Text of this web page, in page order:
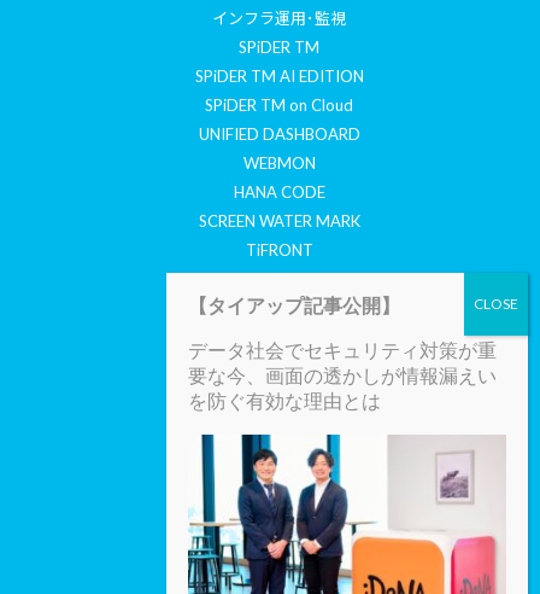
インフラ運用･監視
SPiDER TM
SPiDER TM AI EDITION
SPiDER TM on Cloud
UNIFIED DASHBOARD
WEBMON
HANA CODE
SCREEN WATER MARK
TiFRONT
COYOTE
セキュリティ情報
CYBERTHREATS TODAY
SECURITY REPORT
SECURITY MAIL MAGAZINE
会社案内
会社概要
採用情報
お知らせ
【タイアップ記事公開】
データ社会でセキュリティ対策が重
要な今、画面の透かしが情報漏えい
を防ぐ有効な理由とは